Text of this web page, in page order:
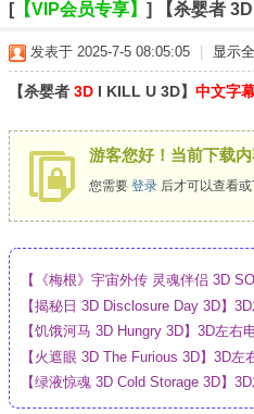
[【VIP会员专享】 ] 【杀婴者
发表于 2025-7-5 08:05:05 显示
【杀婴者 3D I KILL U 3D】 中文字
游客您好！当前下载
您需要 登录 后才可以查看
【《梅根》宇宙外传 灵魂伴侣 3D
_4K_高清蓝光压制_网盘
【揭秘日 3D Disclosure Day 3D】
制_网盘
【饥饿河马 3D Hungry 3D】3D左
【火遮眼 3D The Furious 3D】3D
网盘
【绿液惊魂 3D Cold Storage 3D】